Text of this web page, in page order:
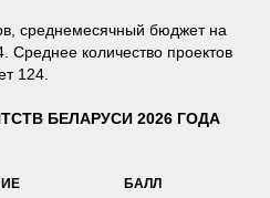
среднемесячный бюджет на
Среднее количество проектов
124.
БЕЛАРУСИ 2026 ГОДА
БАЛЛ